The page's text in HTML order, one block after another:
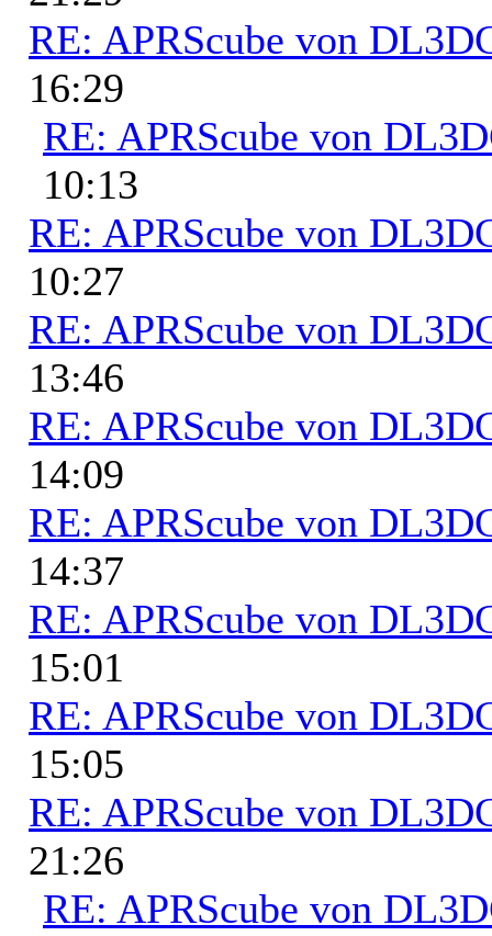
RE: APRScube von
16:29
RE: APRScube von
10:13
RE: APRScube von
10:27
RE: APRScube von
13:46
RE: APRScube von
14:09
RE: APRScube von
14:37
RE: APRScube von
15:01
RE: APRScube von
15:05
RE: APRScube von
21:26
RE: APRScube von